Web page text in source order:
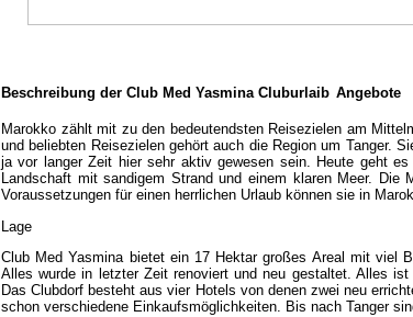
Beschreibung der Club Med Yasmina Cluburlaib Angebote
Marokko zählt mit zu den bedeutendsten Reisezielen am
und beliebten Reisezielen gehört auch die Region um Tanger.
ja vor langer Zeit hier sehr aktiv gewesen sein. Heute geht
Landschaft mit sandigem Strand und einem klaren Meer. Die
Voraussetzungen für einen herrlichen Urlaub können sie in
Lage
Club Med Yasmina bietet ein 17 Hektar großes Areal mit viel
Alles wurde in letzter Zeit renoviert und neu gestaltet. Alles
Das Clubdorf besteht aus vier Hotels von denen zwei neu
schon verschiedene Einkaufsmöglichkeiten. Bis nach Tanger